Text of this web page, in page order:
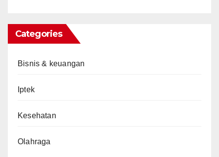
Categories
Bisnis & keuangan
Iptek
Kesehatan
Olahraga